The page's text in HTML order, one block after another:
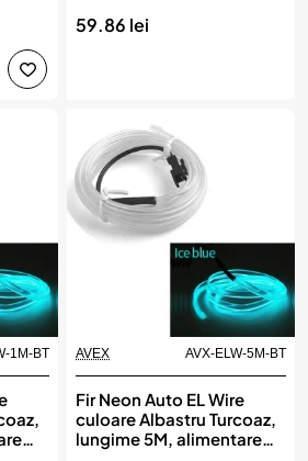
59.86 lei
1M-BT AVEX AVX-ELW-5M-BT
Fir Neon Auto EL Wire
culoare Albastru Turcoaz,
lungime 5M, alimentare